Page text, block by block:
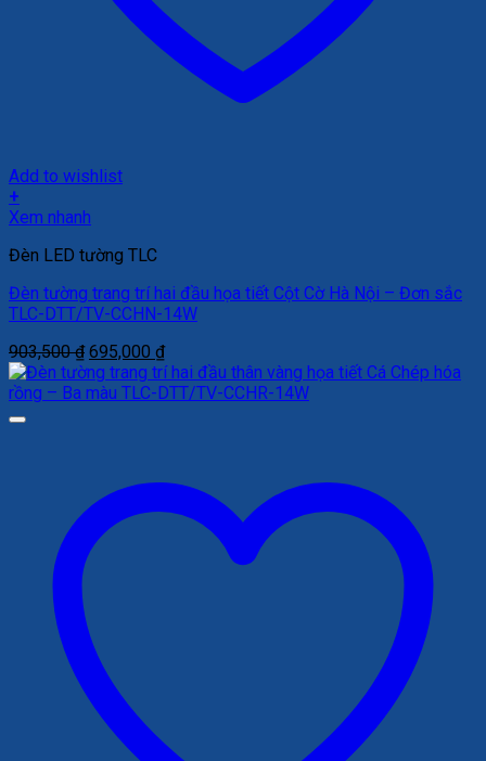
Add to wishlist
+
Xem nhanh
Đèn LED tường TLC
Đèn tường trang trí hai đầu họa tiết Cột Cờ Hà Nội – Đơn sắc
TLC-DTT/TV-CCHN-14W
903,500₫ Giá
gốc
là:
695,000 ₫Giá
hiện
tại